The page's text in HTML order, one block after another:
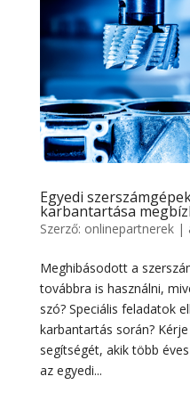
Egyedi
karbantartása
Szerző: onlinepartnerek|
Meghibásodott a
továbbra is használni,
szó? Speciális feladatok
karbantartás során?
segítségét, akik több
az egyedi...